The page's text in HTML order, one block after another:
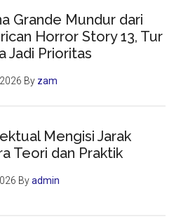
Grande Mundur dari
Horror Story 13, Tur
Jadi Prioritas
By zam
Mengisi Jarak
Teori dan Praktik
Byadmin